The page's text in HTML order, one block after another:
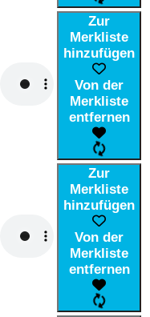
Zur
Merkliste
hinzufügen
Von der
Merkliste
entfernen
Zur
Merkliste
hinzufügen
Von der
Merkliste
entfernen